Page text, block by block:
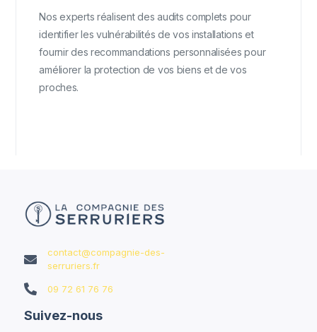
Nos experts réalisent des audits complets pour
identifier les vulnérabilités de vos installations et
fournir des recommandations personnalisées pour
améliorer la protection de vos biens et de vos
proches.

contact@compagnie-des-
serruriers.fr
 09 72 61 76 76
Suivez-nous